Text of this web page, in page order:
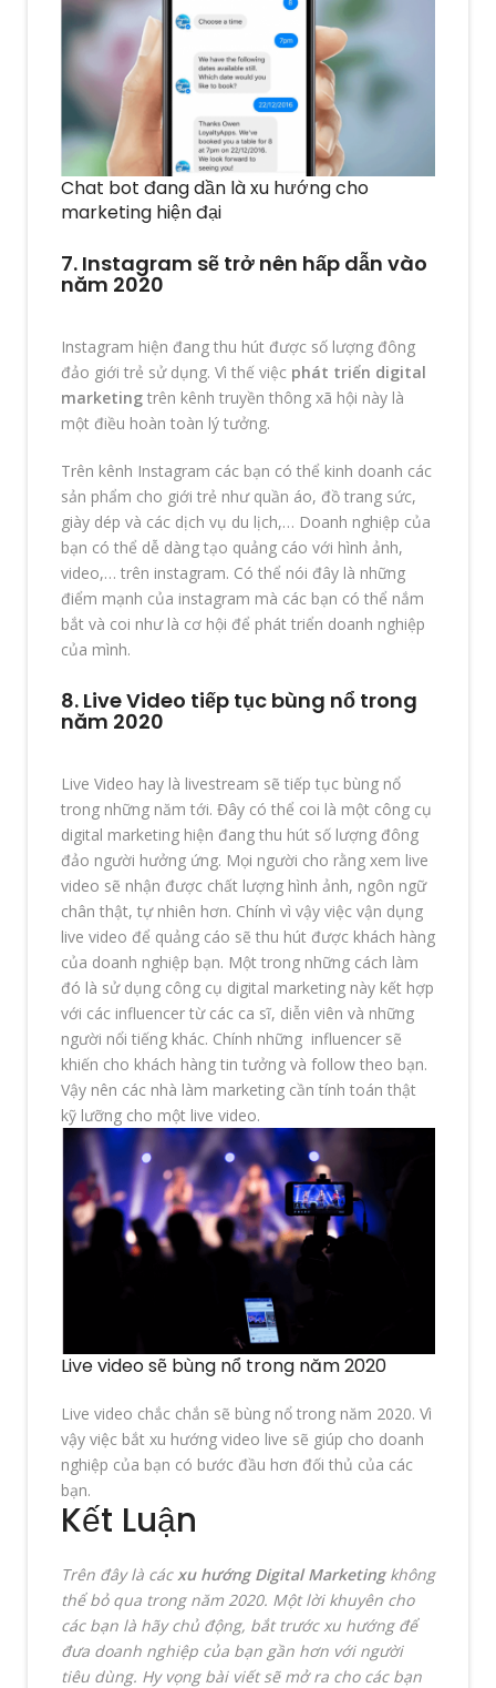
Chat bot đang dần là xu hướng cho
marketing hiện đại
7. Instagram sẽ trở nên hấp dẫn vào
năm 2020
Instagram hiện đang thu hút được số lượng đông
đảo giới trẻ sử dụng. Vì thế việc phát triển digital
marketing trên kênh truyền thông xã hội này là
một điều hoàn toàn lý tưởng.
Trên kênh Instagram các bạn có thể kinh doanh các
sản phẩm cho giới trẻ như quần áo, đồ trang sức,
giày dép và các dịch vụ du lịch,… Doanh nghiệp của
bạn có thể dễ dàng tạo quảng cáo với hình ảnh,
video,… trên instagram. Có thể nói đây là những
điểm mạnh của instagram mà các bạn có thể nắm
bắt và coi như là cơ hội để phát triển doanh nghiệp
của mình.
8. Live Video tiếp tục bùng nổ trong
năm 2020
Live Video hay là livestream sẽ tiếp tục bùng nổ
trong những năm tới. Đây có thể coi là một công cụ
digital marketing hiện đang thu hút số lượng đông
đảo người hưởng ứng. Mọi người cho rằng xem live
video sẽ nhận được chất lượng hình ảnh, ngôn ngữ
chân thật, tự nhiên hơn. Chính vì vậy việc vận dụng
live video để quảng cáo sẽ thu hút được khách hàng
của doanh nghiệp bạn. Một trong những cách làm
đó là sử dụng công cụ digital marketing này kết hợp
với các influencer từ các ca sĩ, diễn viên và những
người nổi tiếng khác. Chính những influencer sẽ
khiến cho khách hàng tin tưởng và follow theo bạn.
Vậy nên các nhà làm marketing cần tính toán thật
kỹ lưỡng cho một live video.
Live video sẽ bùng nổ trong năm 2020
Live video chắc chắn sẽ bùng nổ trong năm 2020. Vì
vậy việc bắt xu hướng video live sẽ giúp cho doanh
nghiệp của bạn có bước đầu hơn đối thủ của các
bạn.
Kết Luận
Trên đây là cácxu hướng Digital Marketingkhông
thể bỏ qua trong năm 2020. Một lời khuyên cho
các bạn là hãy chủ động, bắt trước xu hướng để
đưa doanh nghiệp của bạn gần hơn với người
tiêu dùng. Hy vọng bài viết sẽ mở ra cho các bạn